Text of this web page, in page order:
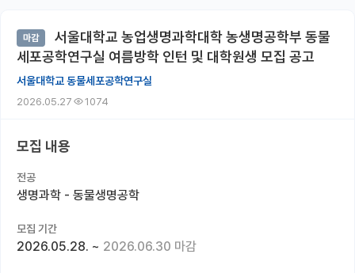
대학원생 모집 홈
기관별 모집 정보
연구실별 모집 정보
전공별 모집 정보
국내대학원 정보
연구실&오픈랩
마감
서울대학교 농업생명과학대학 농생명공학부 동물
세포공학연구실 여름방학 인턴 및 대학원생 모집 공고
서울대학교 동물세포공학연구실
2026.05.27 1074
모집 내용
전공
생명과학 - 동물생명공학
모집 기간
2026.05.28. ~ 2026.06.30 마감